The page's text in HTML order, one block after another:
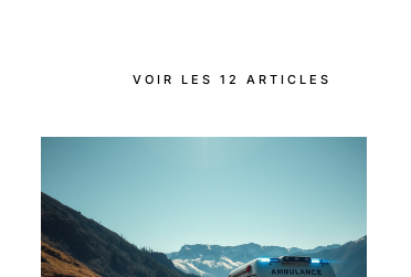
VOIR LES 12 ARTICLES